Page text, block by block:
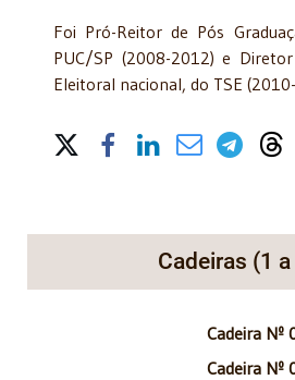
Foi Pró-Reitor de Pós
PUC/SP (2008-2012) e
Eleitoral nacional, do TSE
Share on Social
Cadeiras (1
Cadeira Nº
Cadeira Nº